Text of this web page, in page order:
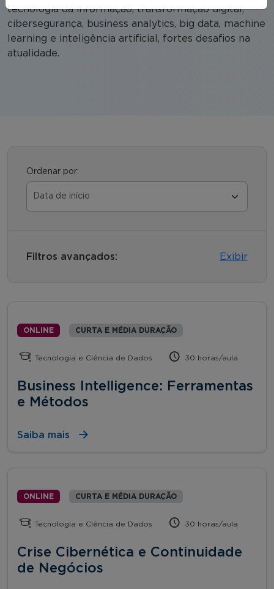
tecnologia da informação, transformação digital,
cibersegurança, business analytics, big data, machine
learning e inteligência artificial, fortes desafios na
atualidade.
Ordenar por:
Filtros avançados: Exibir
ONLINE CURTA E MÉDIA DURAÇÃO
Tecnologia e Ciência de Dados 30 horas/aula
Business Intelligence: Ferramentas
e Métodos
Saiba mais
ONLINE CURTA E MÉDIA DURAÇÃO
Tecnologia e Ciência de Dados 30 horas/aula
Crise Cibernética e Continuidade
de Negócios